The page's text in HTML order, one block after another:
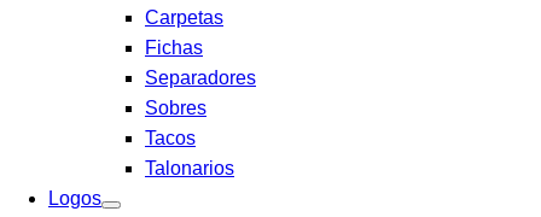
Carpetas
Fichas
Separadores
Sobres
Tacos
Talonarios
Logos